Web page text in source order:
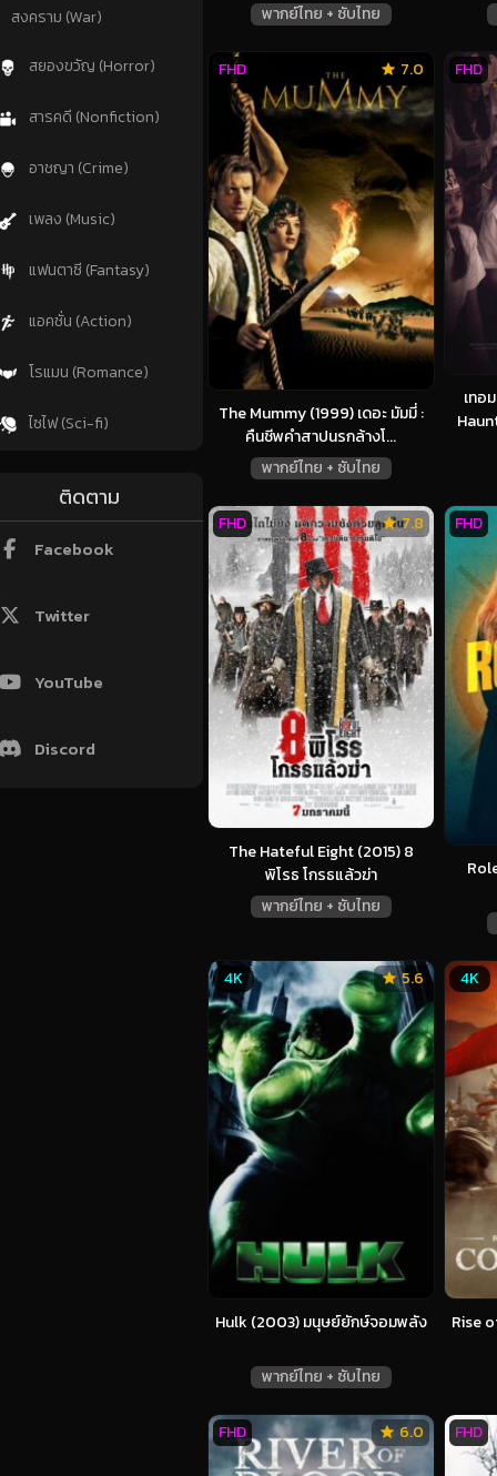
สงคราม (War)
สยองขวัญ (Horror)
สารคดี (Nonfiction)
อาชญา (Crime)
เพลง (Music)
แฟนตาซี (Fantasy)
แอคชั่น (Action)
โรแมน (Romance)
ไซไฟ (Sci-fi)
ติดตาม
Facebook
Twitter
YouTube
Discord
พากย์ไทย + ซับไทย
The Mummy (1999) เดอะ มัมมี่ :
คืนชีพคำสาปนรกล้างโ...
พากย์ไทย + ซับไทย
7.0
FHD
เทอ
FHD
The Hateful Eight (2015) 8
พิโรธ โกรธแล้วฆ่า
พากย์ไทย + ซับไทย
7.8
FHD FHD
Hulk (2003) มนุษย์ยักษ์จอมพลัง
พากย์ไทย + ซับไทย
5.6
4K
Rise
4K
6.0
FHD FHD